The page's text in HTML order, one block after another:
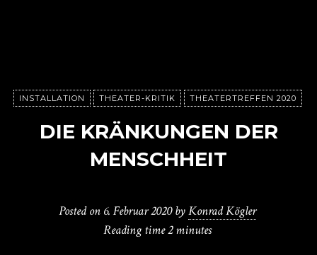
INSTALLATION THEATER-KRITIK THEATERTREFFEN 2020
DIE KRÄNKUNGEN DER
MENSCHHEIT
Posted on 6. Februar 2020 byKonrad Kögler
Reading time2 minutes